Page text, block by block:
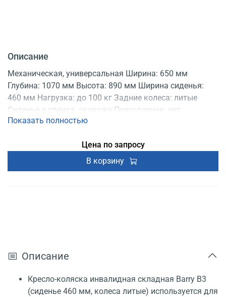
Описание
Механическая, универсальная Ширина: 650 мм
Глубина: 1070 мм Высота: 890 мм Ширина сиденья:
460 мм Нагрузка: до 100 кг Задние колеса: литые
Сиденье и спинка: экокожа Подголовник: нет
Конструкция: неразборная Регистрационное
Показать полностью
Цена по запросу
В корзину
Описание
Кресло-коляска инвалидная складная Barry B3
(сиденье 460 мм, колеса литые) используется для